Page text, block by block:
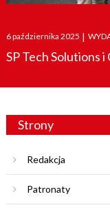
Posted
on
6 października 2025 |
SP Tech Solutions
Strony
Redakcja
Patronaty